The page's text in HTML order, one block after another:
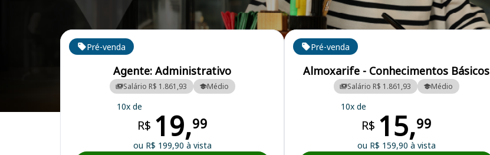
Curso Preparatório para o Concurso CONSPNOR/RJ - Consórcio Público Multifinalitário no Noroeste
Cursos em destaque para passar no concurso CONSPNOR/RJ
Pré-venda
Agente: Administrativo
Salário R$ 1.861,93 Médio
10x de
R$ 19,99
ou R$ 199,90 à vista
Pré-venda
Almoxarife - Conhecimentos Básicos
Salário R$ 1.861,93 Médio
10x de
R$ 15,99
ou R$ 159,90 à vista